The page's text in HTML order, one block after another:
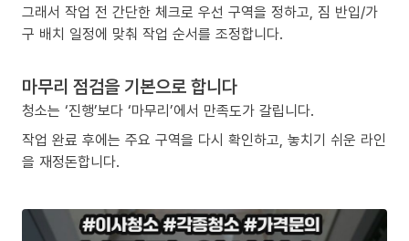
그래서 작업 전 간단한 체크로 우선 구역을 정하고, 짐 반입/가
구 배치 일정에 맞춰 작업 순서를 조정합니다.
마무리 점검을 기본으로 합니다
청소는 ‘진행’보다 ‘마무리’에서 만족도가 갈립니다.
작업 완료 후에는 주요 구역을 다시 확인하고, 놓치기 쉬운 라인
을 재정돈합니다.